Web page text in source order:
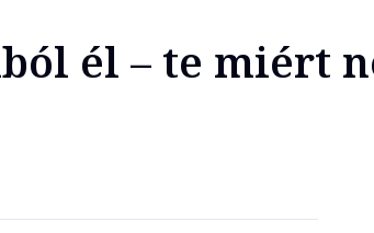
él – te miért